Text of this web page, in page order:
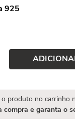
925
produto no carrinho
compra e garanta o